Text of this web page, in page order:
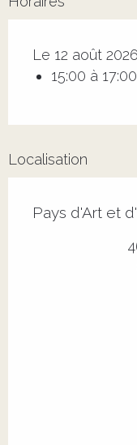
Le 12 août 2026
15:00 à 17:00
Localisation
Pays d'Art et